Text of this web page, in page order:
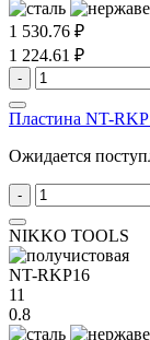
1 530.76 ₽
1 224.61 ₽
-
Пластина NT-
Ожидается
-
NIKKO TOOLS
NT-RKP16
11
0.8